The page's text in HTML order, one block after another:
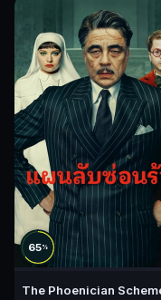
65%
The Phoenician